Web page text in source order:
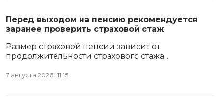
Перед выходом на пенсию рекомендуется
заранее проверить страховой стаж
Размер страховой пенсии зависит от
продолжительности страхового стажа...
7 августа 2026 | 11:15